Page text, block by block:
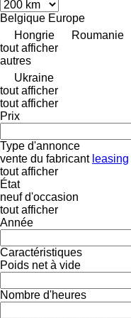
Belgique Europe
Hongrie
Roumanie
tout afficher
autres
Ukraine
tout afficher
tout afficher
Prix
Type d'annonce
vente du fabricant leasing
tout afficher
État
neuf d'occasion
tout afficher
Année
Caractéristiques
Poids net à vide
Nombre d'heures